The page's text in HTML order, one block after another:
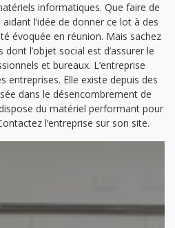
informatiques. Que faire de
l’idée de donner ce lot à des
évoquée en réunion. Mais sachez
dont l’objet social est d’assurer le
et bureaux. L’entreprise
entreprises. Elle existe depuis des
dans le désencombrement de
du matériel performant pour
l’entreprise sur son site.